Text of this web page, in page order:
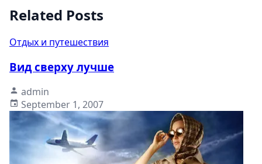
Related Posts
Отдых и путешествия
Вид сверху лучше
admin
September 1, 2007